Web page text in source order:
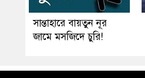
সান্তাহারে বায়তুন নূর
জামে মসজিদে চুরি!